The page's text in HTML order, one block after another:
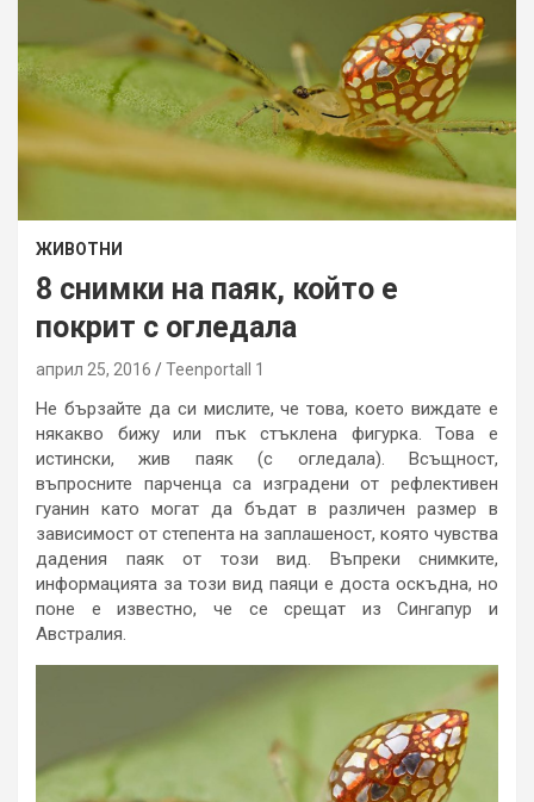
ЖИВОТНИ
8 снимки на паяк, който е
покрит с огледала
април 25, 2016 Teenportall 1
Не бързайте да си мислите, че това, което виждате е
някакво бижу или пък стъклена фигурка. Това е
истински, жив паяк (с огледала). Всъщност,
въпросните парченца са изградени от рефлективен
гуанин като могат да бъдат в различен размер в
зависимост от степента на заплашеност, която чувства
дадения паяк от този вид. Въпреки снимките,
информацията за този вид паяци е доста оскъдна, но
поне е известно, че се срещат из Сингапур и
Австралия.